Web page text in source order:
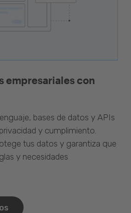
empresariales con
bases de datos y APIs
y cumplimiento.
tus datos y garantiza que
y necesidades